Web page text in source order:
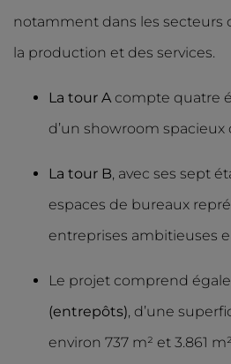
notamment dans les secteurs
la production et des services.
La tour Acompte quatre
d’un showroom spacieux
La tour B, avec ses sept
espaces de bureaux
entreprises ambitieuses
Le projet comprend
(entrepôts), d’une
environ 737 m² et 3.861